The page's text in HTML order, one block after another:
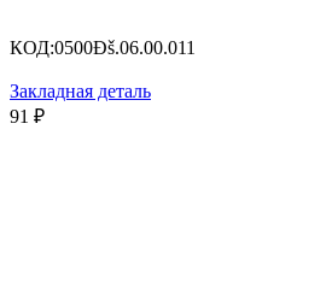
КОД:0500Ðš.06.00.011
Закладная деталь
91 ₽